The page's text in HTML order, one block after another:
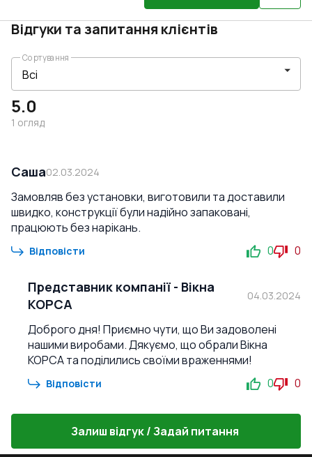
Відгуки та запитання клієнтів
5.0
1 огляд
Сортування
Саша02.03.2024
Замовляв без установки, виготовили та доставили
швидко, конструкції були надійно запаковані,
працюють без нарікань.
Відповісти 0 0
Представник компанії - Вікна
КОРСА
04.03.2024
Доброго дня! Приємно чути, що Ви задоволені
нашими виробами. Дякуємо, що обрали Вікна
КОРСА та поділились своїми враженнями!
Відповісти 0 0
Залиш відгук / Задай питання